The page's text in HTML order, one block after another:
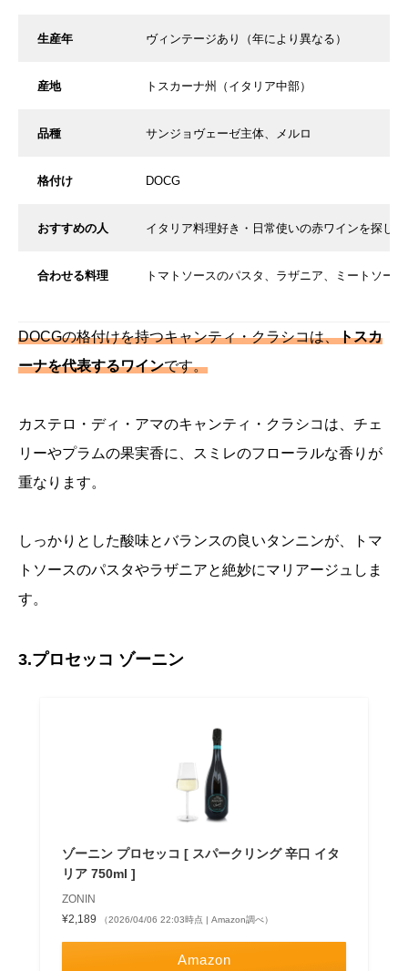
生産年 ヴィンテージあり（年により異なる）
産地 トスカーナ州（イタリア中部）
品種 サンジョヴェーゼ主体、メルロ
格付け DOCG
おすすめの人 イタリア料理好き・日常使いの赤ワインを探し
合わせる料理 トマトソースのパスタ、ラザニア、ミートソース
DOCGの格付けを持つキャンティ・クラシコは、トスカ
ーナを代表するワインです。
カステロ・ディ・アマのキャンティ・クラシコは、チェ
リーやプラムの果実香に、スミレのフローラルな香りが
重なります。
しっかりとした酸味とバランスの良いタンニンが、トマ
トソースのパスタやラザニアと絶妙にマリアージュしま
す。
3.プロセッコ ゾーニン
ゾーニン プロセッコ [ スパークリング 辛口 イタ
リア 750ml ]
ZONIN
¥2,189
（2026/04/06 22:03時点 | Amazon調べ）
Amazon